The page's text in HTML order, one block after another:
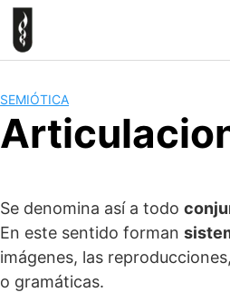
SEMIÓTICA
Se denomina así a todo
En este sentido forman
imágenes, las
o gramáticas.